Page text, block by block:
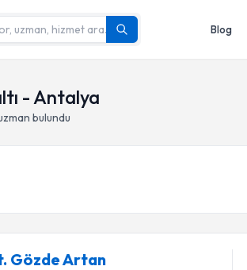
Blog
- Antalya
bulundu
Gözde Artan